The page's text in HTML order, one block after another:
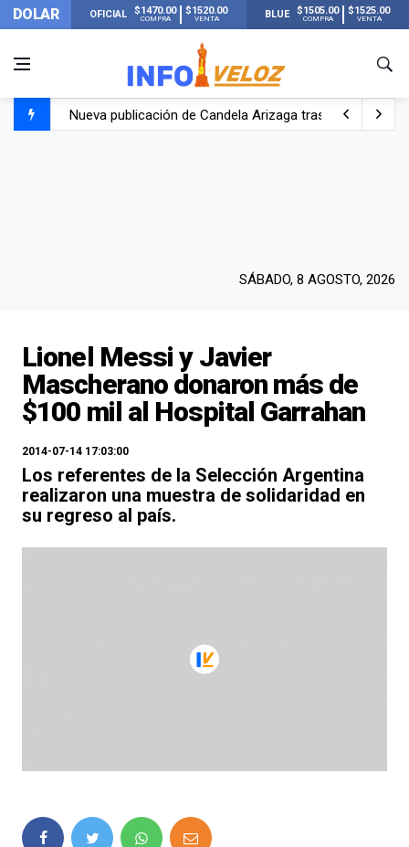
DOLAR OFICIAL $1470.00
COMPRA
$1520.00
VENTA BLUE $1505.00
COMPRA
$1525.00
VENTA
Nueva publicación de Candela Arizaga tras el
Un joven murió quemado por su novia en San Luis:
SÁBADO, 8 AGOSTO, 2026
Lionel Messi y Javier
Mascherano donaron más de
$100 mil al Hospital Garrahan
2014-07-14 17:03:00
Los referentes de la Selección Argentina
realizaron una muestra de solidaridad en
su regreso al país.